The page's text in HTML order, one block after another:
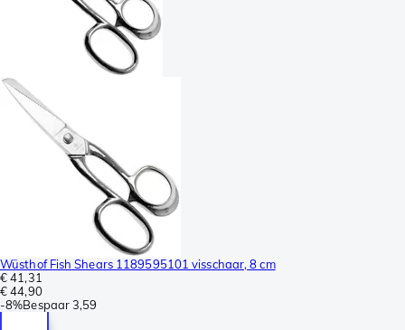
Wüsthof Fish Shears 1189595101 visschaar, 8 cm
€ 41,31
€ 44,90
-8%Bespaar3,59